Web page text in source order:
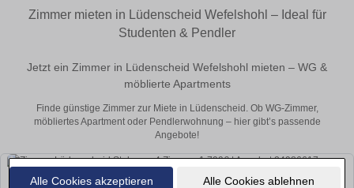
Alle Cookies akzeptieren Alle Cookies ablehnen
Zimmer mieten in Lüdenscheid Wefelshohl – Ideal für
Studenten & Pendler
Jetzt ein Zimmer in Lüdenscheid Wefelshohl mieten – WG &
möblierte Apartments
Finde günstige Zimmer zur Miete in Lüdenscheid. Ob WG-Zimmer,
möbliertes Apartment oder Pendlerwohnung – hier gibt’s passende
Angebote!